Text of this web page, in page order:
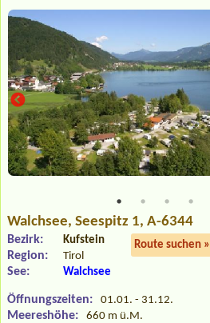
Walchsee, Seespitz 1, A-6344
Route suchen »
Bezirk: Kufstein
Region: Tirol
See: Walchsee
Öffnungszeiten: 01.01. - 31.12.
Meereshöhe: 660 m ü.M.